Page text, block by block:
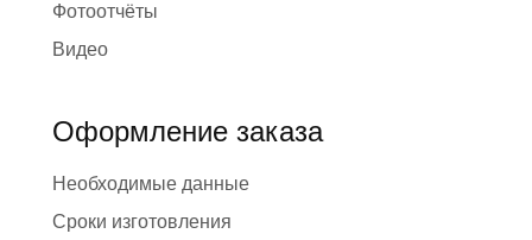
Фотоотчёты
Видео
Оформление заказа
Необходимые данные
Сроки изготовления